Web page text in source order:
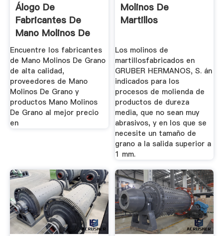
Álogo De
Fabricantes De
Mano Molinos De
Grano De Alta ...
Encuentre los fabricantes
de Mano Molinos De Grano
de alta calidad,
proveedores de Mano
Molinos De Grano y
productos Mano Molinos
De Grano al mejor precio
en
Molinos De
Martillos
Los molinos de
martillosfabricados en
GRUBER HERMANOS, S. án
indicados para los
procesos de molienda de
productos de dureza
media, que no sean muy
abrasivos, y en los que se
necesite un tamaño de
grano a la salida superior a
1 mm.